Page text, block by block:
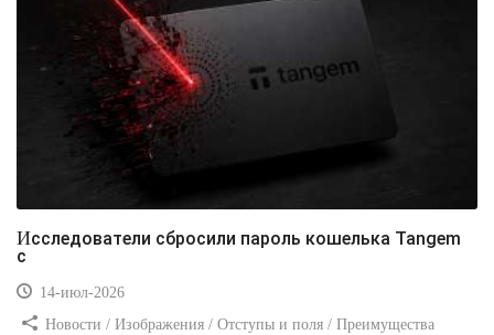
Исследователи сбросили пароль кошелька Tangem
с
14-июл-2026
Новости / Изображения / Отступы и поля / Преимущества